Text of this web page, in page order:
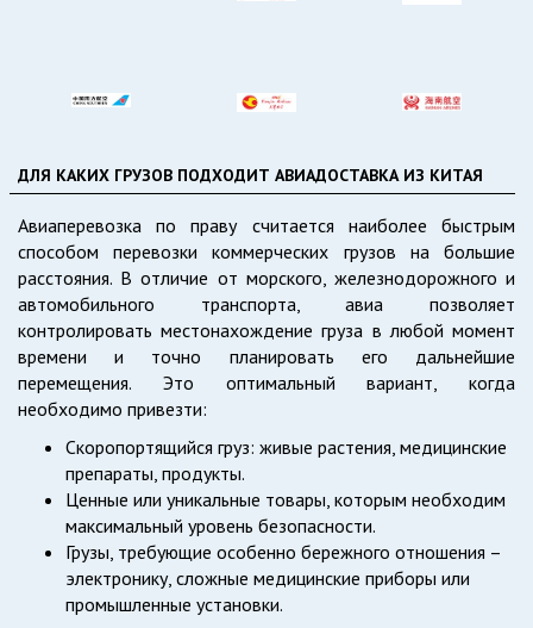
ДЛЯ КАКИХ ГРУЗОВ ПОДХОДИТ АВИАДОСТАВКА ИЗ КИТАЯ
Авиаперевозка по праву считается наиболее быстрым
способом перевозки коммерческих грузов на большие
расстояния. В отличие от морского, железнодорожного и
автомобильного транспорта, авиа позволяет
контролировать местонахождение груза в любой момент
времени и точно планировать его дальнейшие
перемещения. Это оптимальный вариант, когда
необходимо привезти:
Скоропортящийся груз: живые растения, медицинские
препараты, продукты.
Ценные или уникальные товары, которым необходим
максимальный уровень безопасности.
Грузы, требующие особенно бережного отношения –
электронику, сложные медицинские приборы или
промышленные установки.